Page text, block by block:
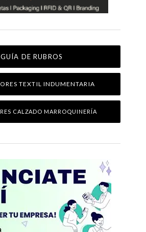
GUÍA DE RUBROS
TEXTIL INDUMENTARIA
CALZADO MARROQUINERÍA